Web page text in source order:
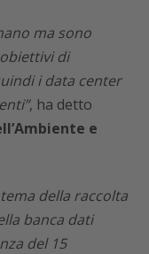
ma sono
di
i data center
, ha detto
e
della raccolta
banca dati
del 15